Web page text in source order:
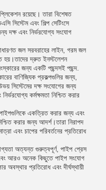
রয়েছে। তারা বিশেষত
সিস্টেম এবং শিল্প সেটিংসে
দক্ষ এবং নির্ভরযোগ্য সংযোগ
জল সরবরাহের লাইন, গরম জল
হয়।তাদের দ্রুত ইনস্টলেশন
জন্য একটি পছন্দসই পছন্দ.
বাণিজ্যিক প্রকল্পগুলির জন্য,
সিস্টেমের দক্ষ সংযোগের জন্য
কর্মক্ষমতা নিশ্চিত করার
একত্রিত করার জন্য এবং
করার জন্য আদর্শ।তারা নিরাপদ
এবং চাপের পরিবর্তনের প্রতিরোধ
অত্যন্ত গুরুত্বপূর্ণ, পাইপ প্রেস
এবং আরও অনেক কিছুতে পাইপ সংযোগ
অবস্থার প্রতিরোধ এবং দীর্ঘস্থায়ী